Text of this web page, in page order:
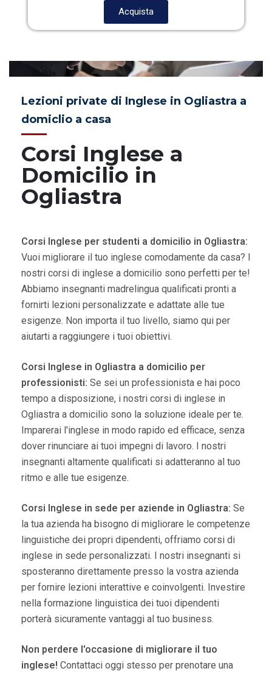
Acquista
Corsi Inglese a
Domicilio in
Ogliastra
Lezioni private di Inglese in Ogliastra a
domiclio a casa
Corsi Inglese per studenti a domicilio in Ogliastra:
Vuoi migliorare il tuo inglese comodamente da casa? I
nostri corsi di inglese a domicilio sono perfetti per te!
Abbiamo insegnanti madrelingua qualificati pronti a
fornirti lezioni personalizzate e adattate alle tue
esigenze. Non importa il tuo livello, siamo qui per
aiutarti a raggiungere i tuoi obiettivi.
Corsi Inglese in Ogliastra a domicilio per
professionisti: Se sei un professionista e hai poco
tempo a disposizione, i nostri corsi di inglese in
Ogliastra a domicilio sono la soluzione ideale per te.
Imparerai l'inglese in modo rapido ed efficace, senza
dover rinunciare ai tuoi impegni di lavoro. I nostri
insegnanti altamente qualificati si adatteranno al tuo
ritmo e alle tue esigenze.
Corsi Inglese in sede per aziende in Ogliastra: Se
la tua azienda ha bisogno di migliorare le competenze
linguistiche dei propri dipendenti, offriamo corsi di
inglese in sede personalizzati. I nostri insegnanti si
sposteranno direttamente presso la vostra azienda
per fornire lezioni interattive e coinvolgenti. Investire
nella formazione linguistica dei tuoi dipendenti
porterà sicuramente vantaggi al tuo business.
Non perdere l'occasione di migliorare il tuo
inglese! Contattaci oggi stesso per prenotare una